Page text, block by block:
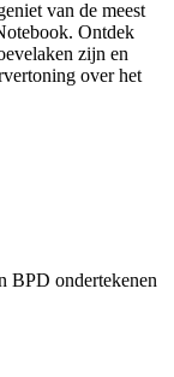
van de meest
Ontdek
zijn en
over het
BPD ondertekenen